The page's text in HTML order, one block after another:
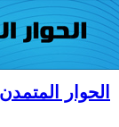
الحوار